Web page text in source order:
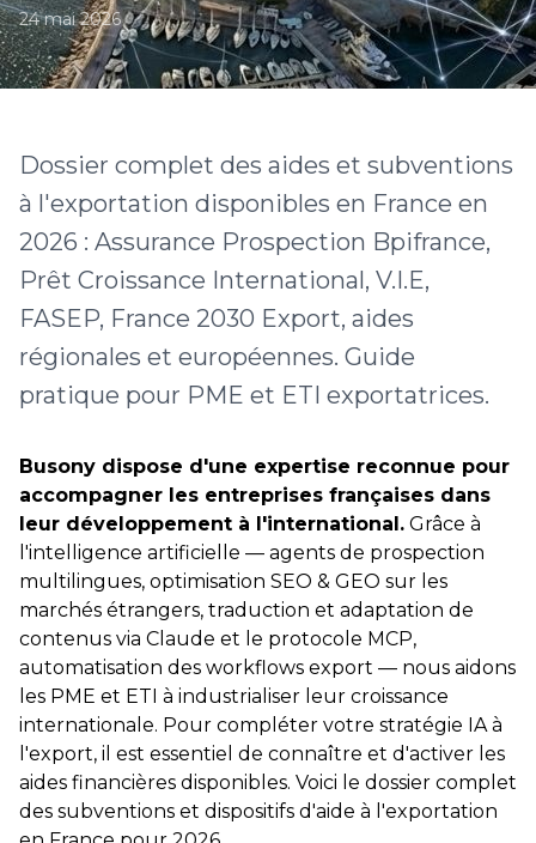
24 mai 2026
Dossier complet des aides et subventions
à l'exportation disponibles en France en
2026 : Assurance Prospection Bpifrance,
Prêt Croissance International, V.I.E,
FASEP, France 2030 Export, aides
régionales et européennes. Guide
pratique pour PME et ETI exportatrices.
Busony dispose d'une expertise reconnue pour
accompagner les entreprises françaises dans
leur développement à l'international. Grâce à
l'intelligence artificielle — agents de prospection
multilingues, optimisation SEO & GEO sur les
marchés étrangers, traduction et adaptation de
contenus via Claude et le protocole MCP,
automatisation des workflows export — nous aidons
les PME et ETI à industrialiser leur croissance
internationale. Pour compléter votre stratégie IA à
l'export, il est essentiel de connaître et d'activer les
aides financières disponibles. Voici le dossier complet
des subventions et dispositifs d'aide à l'exportation